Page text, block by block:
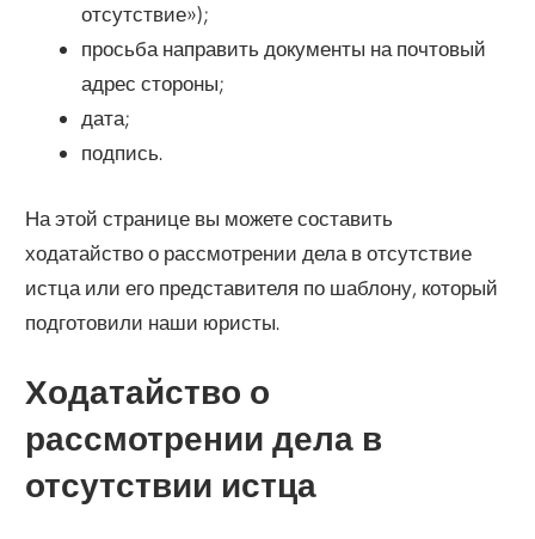
отсутствие»);
просьба направить документы на почтовый
адрес стороны;
дата;
подпись.
На этой странице вы можете составить
ходатайство о рассмотрении дела в отсутствие
истца или его представителя по шаблону, который
подготовили наши юристы.
Ходатайство о
рассмотрении дела в
отсутствии истца